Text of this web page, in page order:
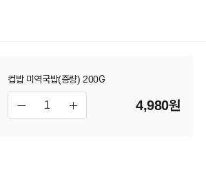
컵밥 미역국밥(증량) 200G
4,980원